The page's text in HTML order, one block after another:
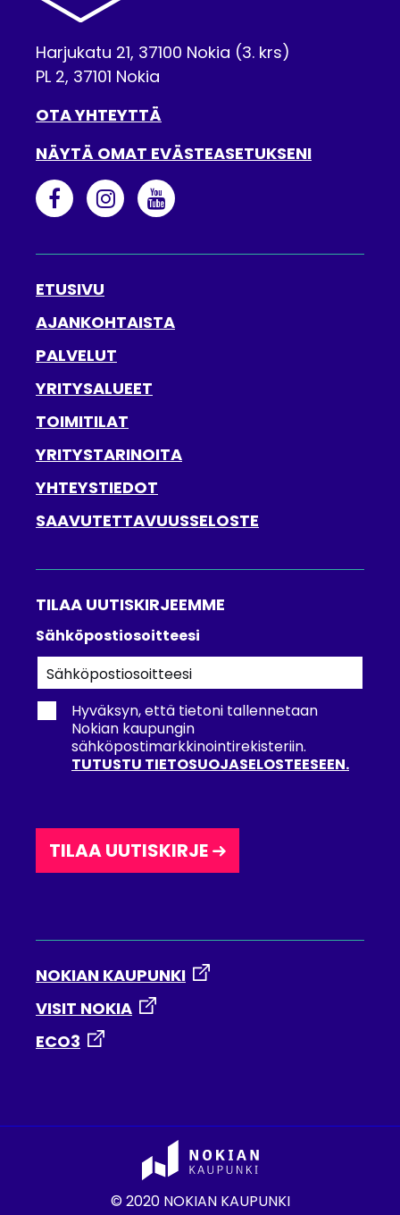
Harjukatu 21, 37100 Nokia (3. krs)
PL 2, 37101 Nokia
OTA YHTEYTTÄ
NÄYTÄ OMAT EVÄSTEASETUKSENI
BUSINESS NOKIA FACEBOOKISSA
NOKIAN KAUPUNKI
NOKIAN KAUPUNKI
ETUSIVU
AJANKOHTAISTA
PALVELUT
YRITYSALUEET
TOIMITILAT
YRITYSTARINOITA
YHTEYSTIEDOT
SAAVUTETTAVUUSSELOSTE
TILAA UUTISKIRJEEMME
Tilaa
uutiskirjeemme
Sähköpostiosoitteesi
Hyväksyn, että tietoni tallennetaan
Nokian kaupungin
sähköpostimarkkinointirekisteriin.
TUTUSTU TIETOSUOJASELOSTEESEEN.
TILAA UUTISKIRJE
NOKIAN KAUPUNKI
VISIT NOKIA
ECO3
© 2020 NOKIAN KAUPUNKI